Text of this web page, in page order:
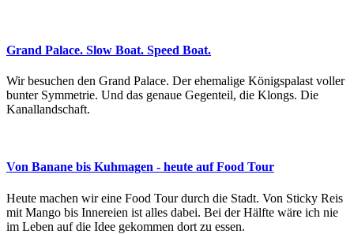
Grand Palace. Slow Boat. Speed Boat.
Wir besuchen den Grand Palace. Der ehemalige Königspalast voller
bunter Symmetrie. Und das genaue Gegenteil, die Klongs. Die
Kanallandschaft.
Von Banane bis Kuhmagen - heute auf Food Tour
Heute machen wir eine Food Tour durch die Stadt. Von Sticky Reis
mit Mango bis Innereien ist alles dabei. Bei der Hälfte wäre ich nie
im Leben auf die Idee gekommen dort zu essen.